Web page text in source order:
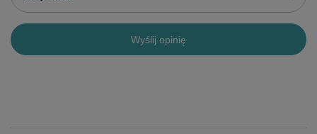
Wyślij opinię